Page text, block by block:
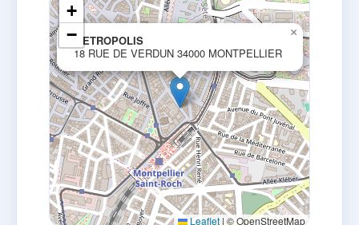
METROPOLIS
18 RUE DE VERDUN 34000 MONTPELLIER
×
+
−
Leaflet|© OpenStreetMap